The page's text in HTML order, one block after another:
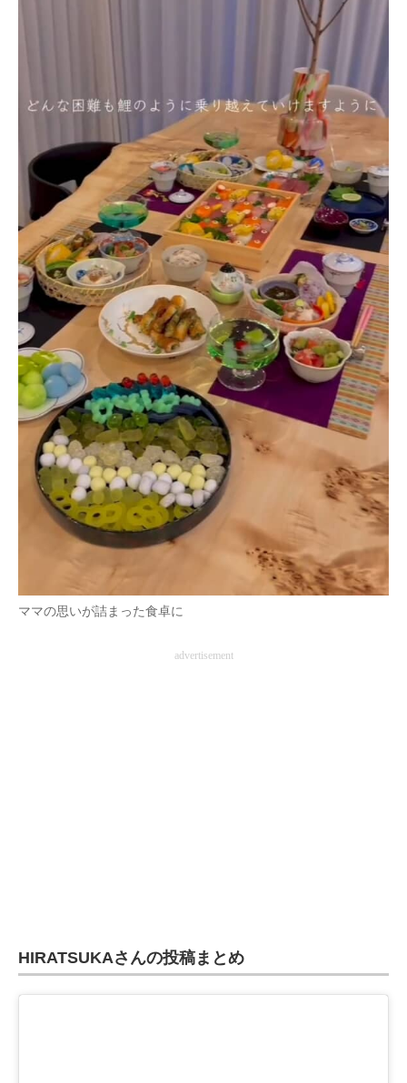
ママの思いが詰まった食卓に
advertisement
HIRATSUKAさんの投稿まとめ